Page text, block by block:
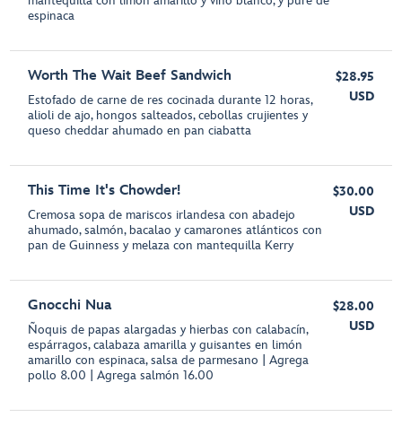
espinaca
Worth The Wait Beef Sandwich
Estofado de carne de res cocinada durante 12 horas,
alioli de ajo, hongos salteados, cebollas crujientes y
queso cheddar ahumado en pan ciabatta
$28.95
USD
This Time It's Chowder!
Cremosa sopa de mariscos irlandesa con abadejo
ahumado, salmón, bacalao y camarones atlánticos con
pan de Guinness y melaza con mantequilla Kerry
$30.00
USD
Gnocchi Nua
Ñoquis de papas alargadas y hierbas con calabacín,
espárragos, calabaza amarilla y guisantes en limón
amarillo con espinaca, salsa de parmesano | Agrega
pollo 8.00 | Agrega salmón 16.00
$28.00
USD